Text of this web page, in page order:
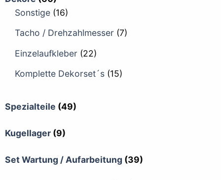
Sonstige (16)
Tacho / Drehzahlmesser (7)
Einzelaufkleber (22)
Komplette Dekorset´s (15)
Spezialteile (49)
Kugellager (9)
Set Wartung / Aufarbeitung (39)